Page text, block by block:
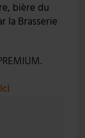
bière du
la Brasserie